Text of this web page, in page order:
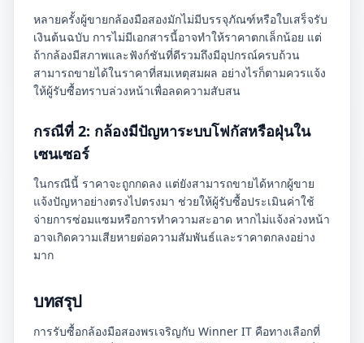
หลายครั้งผู้ขายกล้องมือสองมักไม่มีบรรจุภัณฑ์หรือใบเสร็จรับ
เงินต้นฉบับ การไม่มีเอกสารนี้อาจทำให้ราคาตกเล็กน้อย แต่
ถ้ากล้องมีสภาพและฟังก์ชันที่ดีรวมถึงมีอุปกรณ์ครบถ้วน
สามารถขายได้ในราคาที่สมเหตุสมผล อย่างไรก็ตามควรแจ้ง
ให้ผู้รับซื้อทราบล่วงหน้าเพื่อลดความสับสน
กรณีที่ 2: กล้องมีปัญหาระบบโฟกัสหรือฝุ่นใน
เซนเซอร์
ในกรณีนี้ ราคาจะถูกกดลง แต่ยังสามารถขายได้หากผู้ขาย
แจ้งปัญหาอย่างตรงไปตรงมา ช่วยให้ผู้รับซื้อประเมินค่าใช้
จ่ายการซ่อมแซมหรือการทำความสะอาด หากไม่แจ้งล่วงหน้า
อาจเกิดความเสียหายต่อความสัมพันธ์และราคาตกลงอย่าง
มาก
บทสรุป
การรับซื้อกล้องมือสองพรเจริญกับ Winner IT คือทางเลือกที่